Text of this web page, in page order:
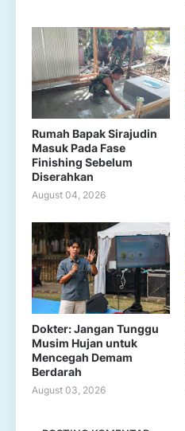
Rumah Bapak Sirajudin
Masuk Pada Fase
Finishing Sebelum
Diserahkan
August 04, 2026
Dokter: Jangan Tunggu
Musim Hujan untuk
Mencegah Demam
Berdarah
August 03, 2026